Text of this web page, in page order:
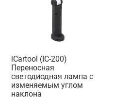
iCartool (IC-200)
Переносная
светодиодная лампа с
изменяемым углом
наклона